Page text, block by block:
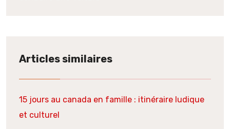
Articles similaires
15 jours au canada en famille : itinéraire ludique
et culturel